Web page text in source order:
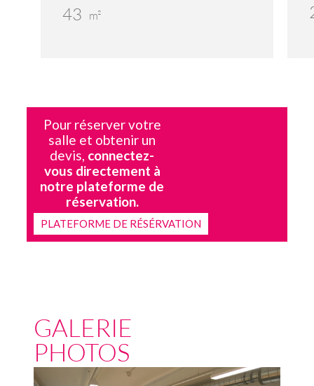
43 m²
Pour réserver votre
salle et obtenir un
devis, connectez-
vous directement à
notre plateforme de
réservation.
PLATEFORME DE RÉSÉRVATION
GALERIE
PHOTOS